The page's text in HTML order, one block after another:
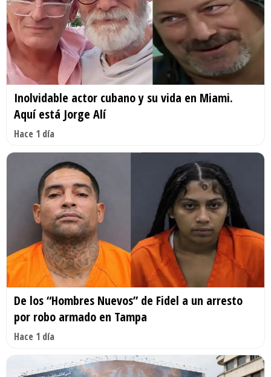
Inolvidable actor cubano y su vida en Miami.
Aquí está Jorge Alí
Hace 1 día
De los “Hombres Nuevos” de Fidel a un arresto
por robo armado en Tampa
Hace 1 día